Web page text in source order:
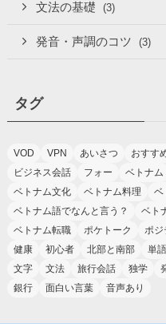
文法の基礎 (3)
発音・声調のコツ (3)
タグ
VOD VPN あいさつ おすす
ビジネス会話
フォー ベトナム
ベトナム文化
ベトナム料理 ベ
ベトナム語でなんと言う？
ベト
ベトナム転職
ポケトーク ポジ
健康
初心者 北部と南部 単語
文字
文法 旅行会話 独学
銀行
面白い言葉 音声あり